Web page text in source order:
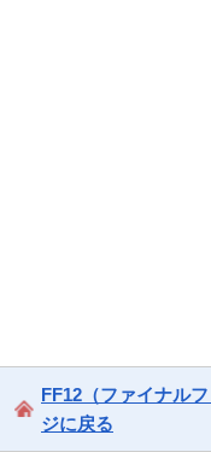
FF12（ファイナル
ジに戻る